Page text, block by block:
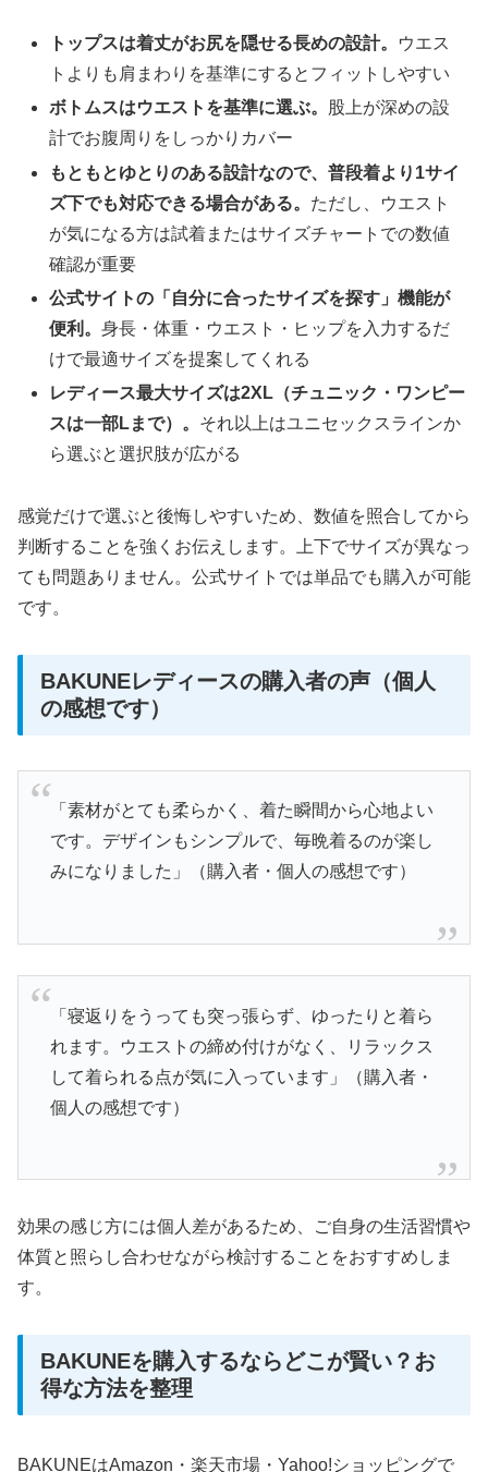
トップスは着丈がお尻を隠せる長めの設計。
ウエス
トよりも肩まわりを基準にするとフィットしやすい
ボトムスはウエストを基準に選ぶ。 股上が深めの設
計でお腹周りをしっかりカバー
もともとゆとりのある設計なので、普段着より1サイ
ズ下でも対応できる場合がある。 ただし、ウエスト
が気になる方は試着またはサイズチャートでの数値
確認が重要
公式サイトの「自分に合ったサイズを探す」機能が
便利。身長・体重・ウエスト・ヒップを入力するだ
けで最適サイズを提案してくれる
レディース最大サイズは2XL（チュニック・ワンピー
スは一部Lまで）。 それ以上はユニセックスラインか
ら選ぶと選択肢が広がる
感覚だけで選ぶと後悔しやすいため、数値を照合してから
判断することを強くお伝えします。上下でサイズが異なっ
ても問題ありません。公式サイトでは単品でも購入が可能
です。
BAKUNEレディースの購入者の声（個人
の感想です）
「素材がとても柔らかく、着た瞬間から心地よい
です。デザインもシンプルで、毎晩着るのが楽し
みになりました」（購入者・個人の感想です）
「寝返りをうっても突っ張らず、ゆったりと着ら
れます。ウエストの締め付けがなく、リラックス
して着られる点が気に入っています」（購入者・
個人の感想です）
効果の感じ方には個人差があるため、ご自身の生活習慣や
体質と照らし合わせながら検討することをおすすめしま
す。
BAKUNEを購入するならどこが賢い？お
得な方法を整理
BAKUNEはAmazon・楽天市場・Yahoo!ショッピングで